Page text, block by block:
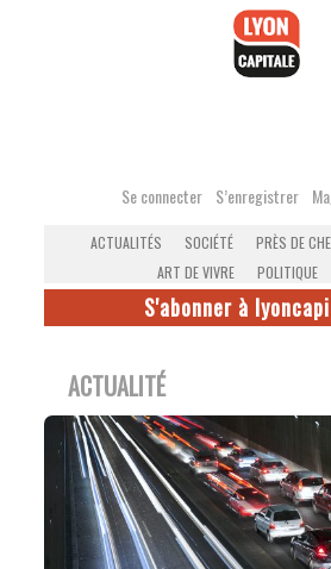
Se connecter S’enregistrer
ACTUALITÉS SOCIÉTÉ PRÈS DE
ART DE VIVRE
POLITIQUE
S'abonner à
ACTUALITÉ